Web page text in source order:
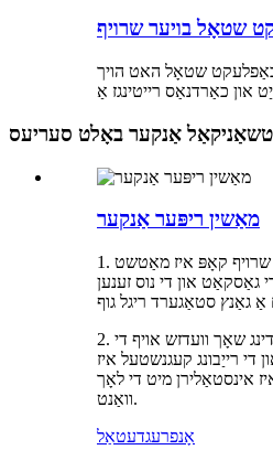
דעם נומער 410 ומבאַפלעקט שטאָל האט הויך
אַנקער באָלט סעריעס
מאַשין ריפּער אַנקער
1. די קאַניקאַל גוף פון די שרויף קאָפּ איז מאַטשט
גאַסקאַט און די נוס זענען
2. עס איז קיין פּראָוטרודינג שאָך וועדזש אויף די
די רייַבונג קעגנשטעל איז
אינסטאַלירן מיט די לאָך
וואַנט.
אָנפרעגדעטאַל